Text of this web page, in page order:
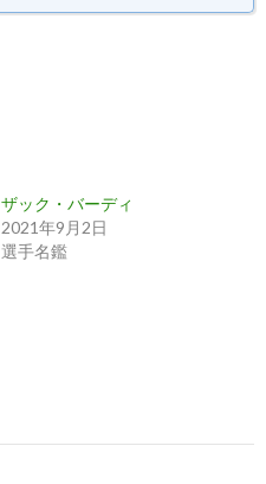
ザック・バーディ
2021年9月2日
選手名鑑